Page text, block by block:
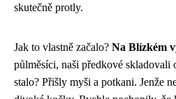
skutečně protly.
Jak to vlastně začalo? Na Blízkém
půlměsíci, naši předkové skladovali
stalo? Přišly myši a potkani. Jenže